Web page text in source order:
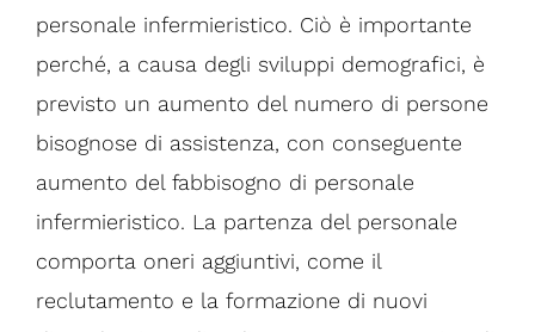
personale infermieristico. Ciò è importante
perché, a causa degli sviluppi demografici, è
previsto un aumento del numero di persone
bisognose di assistenza, con conseguente
aumento del fabbisogno di personale
infermieristico. La partenza del personale
comporta oneri aggiuntivi, come il
reclutamento e la formazione di nuovi